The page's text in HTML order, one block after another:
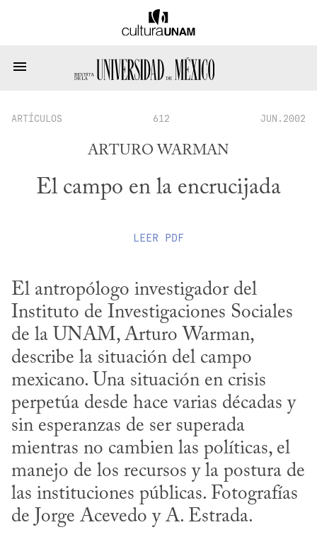
ARTÍCULOS 612 JUN.2002
ARTURO WARMAN
El campo en la encrucijada
LEER PDF
El antropólogo investigador del
Instituto de Investigaciones Sociales
de la UNAM, Arturo Warman,
describe la situación del campo
mexicano. Una situación en crisis
perpetúa desde hace varias décadas y
sin esperanzas de ser superada
mientras no cambien las políticas, el
manejo de los recursos y la postura de
las instituciones públicas. Fotografías
de Jorge Acevedo y A. Estrada.